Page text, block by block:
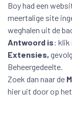
Boy had een
meertalige site
weghalen uit de
Antwoord is: klik
Extensies,
Beheergedeelte.
Zoek dan naar de
hier uit door op